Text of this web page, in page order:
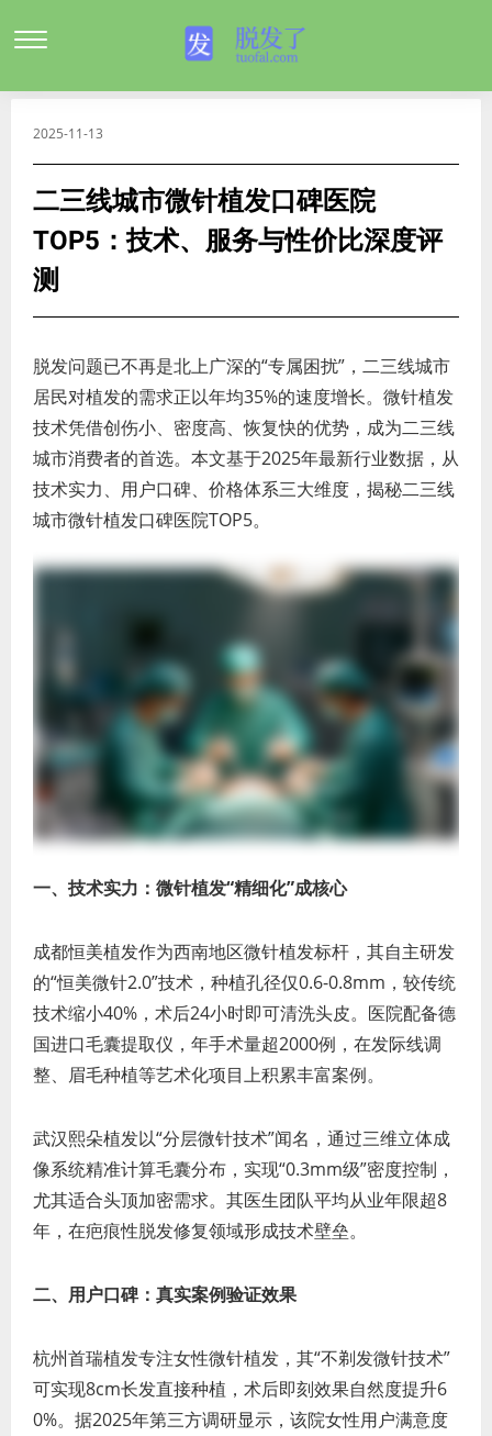
2025-11-13
二三线城市微针植发口碑医院
TOP5：技术、服务与性价比深度评
测
脱发问题已不再是北上广深的“专属困扰”，二三线城市
居民对植发的需求正以年均35%的速度增长。微针植发
技术凭借创伤小、密度高、恢复快的优势，成为二三线
城市消费者的首选。本文基于2025年最新行业数据，从
技术实力、用户口碑、价格体系三大维度，揭秘二三线
城市微针植发口碑医院TOP5。
一、技术实力：微针植发“精细化”成核心
成都恒美植发作为西南地区微针植发标杆，其自主研发
的“恒美微针2.0”技术，种植孔径仅0.6-0.8mm，较传统
技术缩小40%，术后24小时即可清洗头皮。医院配备德
国进口毛囊提取仪，年手术量超2000例，在发际线调
整、眉毛种植等艺术化项目上积累丰富案例。
武汉熙朵植发以“分层微针技术”闻名，通过三维立体成
像系统精准计算毛囊分布，实现“0.3mm级”密度控制，
尤其适合头顶加密需求。其医生团队平均从业年限超8
年，在疤痕性脱发修复领域形成技术壁垒。
二、用户口碑：真实案例验证效果
杭州首瑞植发专注女性微针植发，其“不剃发微针技术”
可实现8cm长发直接种植，术后即刻效果自然度提升6
0%。据2025年第三方调研显示，该院女性用户满意度